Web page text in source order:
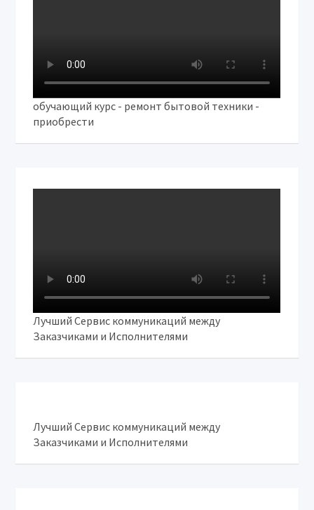
обучающий курс - ремонт бытовой техники -
приобрести
Лучший Сервис коммуникаций между
Заказчиками и Исполнителями
Лучший Сервис коммуникаций между
Заказчиками и Исполнителями